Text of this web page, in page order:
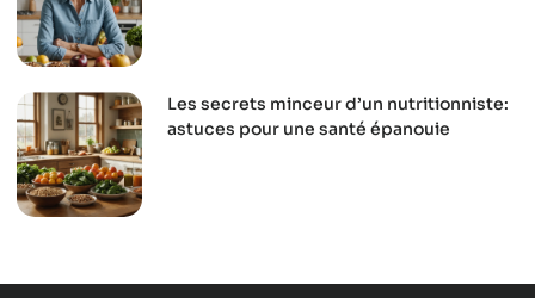
Les secrets minceur d’un nutritionniste:
astuces pour une santé épanouie